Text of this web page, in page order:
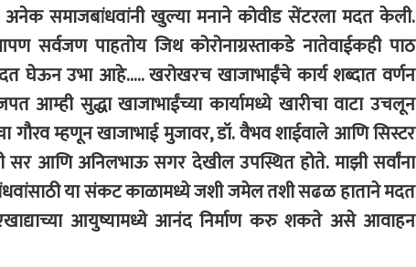
अनेक समाजबांधवांनी खुल्या मनाने कोवीड सेंटरला मदत केली.
सर्वजण पाहतोय जिथ कोरोनाग्रस्ताकडे नातेवाईकही पाठ
घेऊन उभा आहे….. खरोखरच खाजाभाईंचे कार्य शब्दात वर्णन
सुद्धा खाजाभाईंच्या कार्यामध्ये खारीचा वाटा उचलून
गौरव म्हणून खाजाभाई मुजावर, डॉ. वैभव शाईवाले आणि सिस्टर
सर आणि अनिलभाऊ सगर देखील उपस्थित होते. माझी सर्वांना
या संकट काळामध्ये जशी जमेल तशी सढळ हाताने मदत
आयुष्यामध्ये आनंद निर्माण करु शकते असे आवाहन